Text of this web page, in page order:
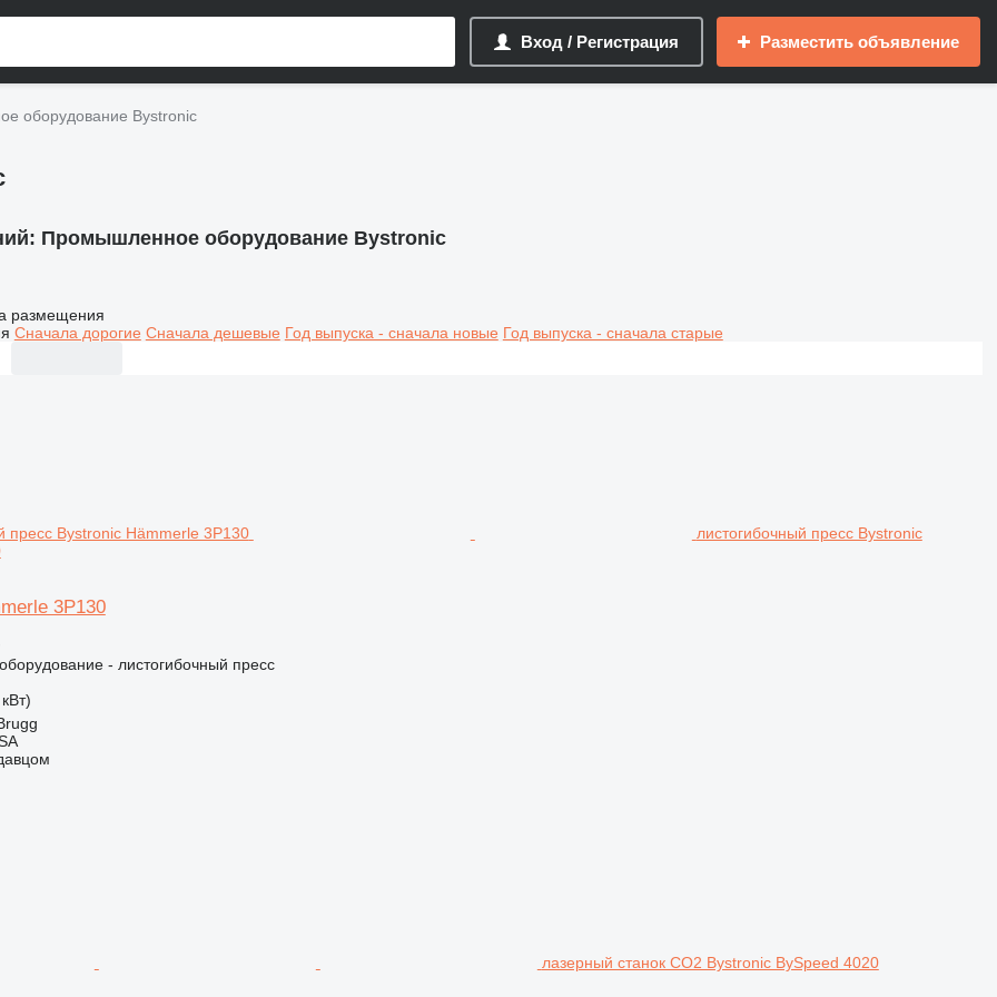
Вход / Регистрация Разместить объявление
оборудование Bystronic
Промышленное оборудование Bystronic
размещения
Сначала дорогие Сначала дешевые Год выпуска - сначала новые Год выпуска - сначала старые
листогибочный пресс Bystronic
3P130
- листогибочный пресс
лазерный станок CO2 Bystronic BySpeed 4020